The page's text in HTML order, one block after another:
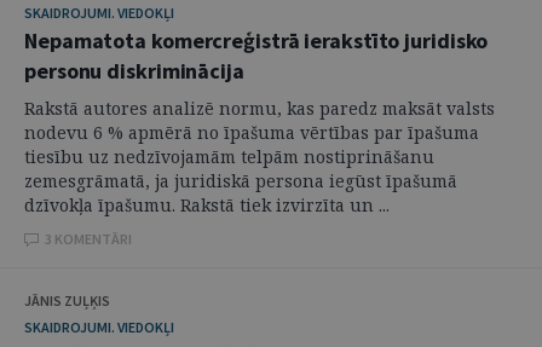
SKAIDROJUMI. VIEDOKĻI
Nepamatota komercreģistrā ierakstīto juridisko
personu diskriminācija
Rakstā autores analizē normu, kas paredz maksāt valsts
nodevu 6 % apmērā no īpašuma vērtības par īpašuma
tiesību uz nedzīvojamām telpām nostiprināšanu
zemesgrāmatā, ja juridiskā persona iegūst īpašumā
dzīvokļa īpašumu. Rakstā tiek izvirzīta un ...
3 KOMENTĀRI
JĀNIS ZUĻĶIS
SKAIDROJUMI. VIEDOKĻI